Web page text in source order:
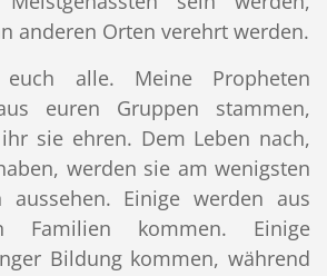
anderen Orten verehrt werden.
alle. Meine Propheten
euren Gruppen stammen,
sie ehren. Dem Leben nach,
werden sie am wenigsten
aussehen. Einige werden aus
Familien kommen. Einige
Bildung kommen, während